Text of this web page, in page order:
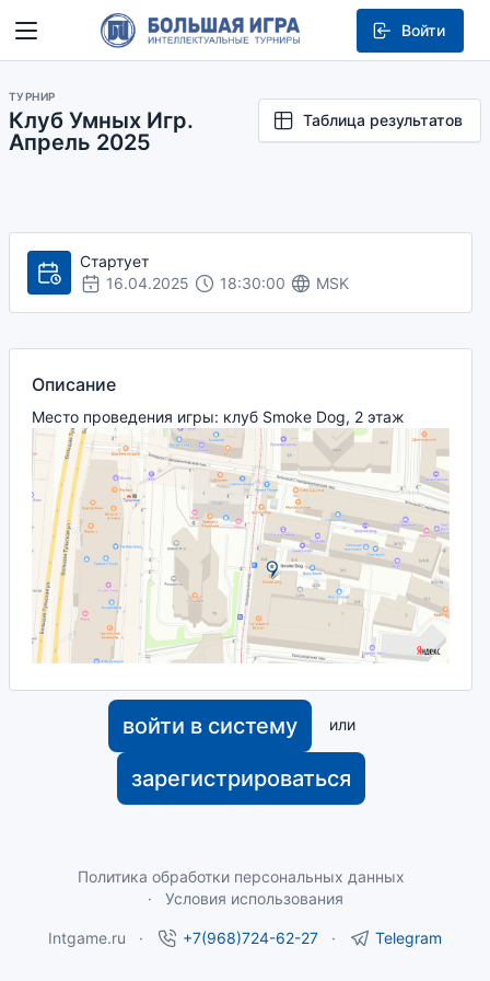
Войти
ТУРНИР
Клуб Умных Игр.
Апрель 2025
Таблица результатов
Стартует
16.04.2025
18:30:00 MSK
Описание
Место проведения игры: клуб Smoke Dog, 2 этаж
войти в систему или
зарегистрироваться
Политика обработки персональных данных
Условия использования
Intgame.ru +7(968)724-62-27 Telegram